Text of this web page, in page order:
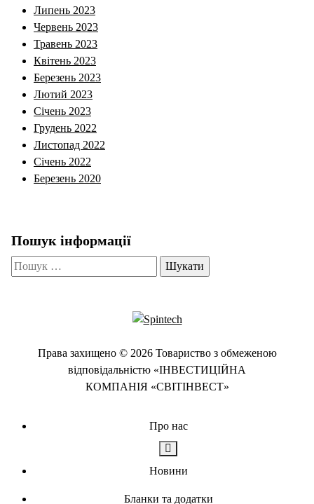
Липень 2023
Червень 2023
Травень 2023
Квітень 2023
Березень 2023
Лютий 2023
Січень 2023
Грудень 2022
Листопад 2022
Січень 2022
Березень 2020
Пошук інформації
Пошук:
Права захищено © 2026 Товариство з обмеженою
відповідальністю «ІНВЕСТИЦІЙНА
КОМПАНІЯ «СВІТІНВЕСТ»
Про нас
Новини
Бланки та додатки